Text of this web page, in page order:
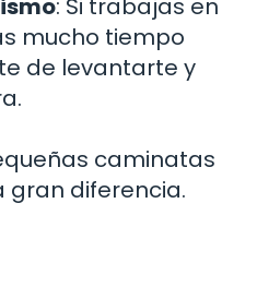
: Si trabajas en
mucho tiempo
de levantarte y
caminatas
gran diferencia.